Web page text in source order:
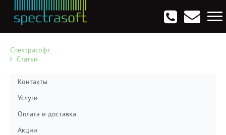
Спектрасофт
Cтатьи
Контакты
Услуги
Оплата и доставка
Акции